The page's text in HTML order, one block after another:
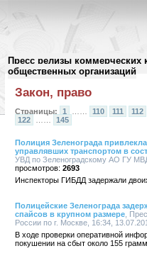
Пресс релизы коммерческих
общественных организаций
Архив пресс-релизов//
Закон, право
Страницы: 1 110 111
112
122
145
Полиция Зеленограда
управлявших транспортом в
УВД по Зеленоградскому АО ГУ
2693
Инспекторы ГИБДД задержали
Полицейские Зеленограда
спайсов в крупном размере ,
России по г. Москве, 16:34,
В ходе проверки оперативной
покушении на сбыт около 155